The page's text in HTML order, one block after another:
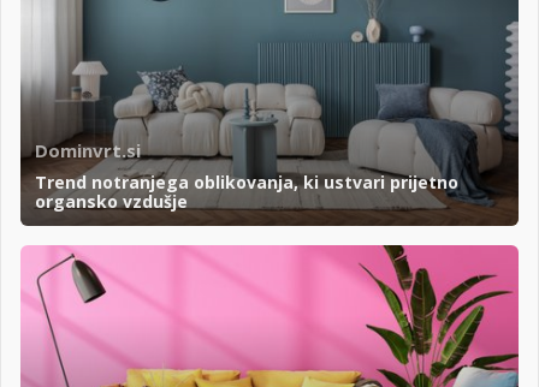
Dominvrt.si
Trend notranjega oblikovanja, ki ustvari prijetno
organsko vzdušje